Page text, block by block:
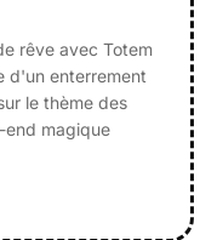
rêve avec Totem
d'un enterrement
le thème des
end magique